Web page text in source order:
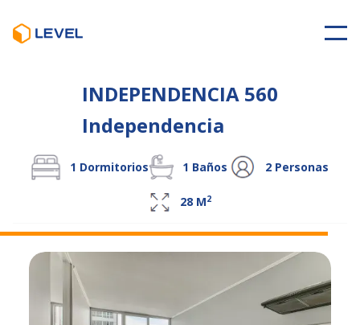
INDEPENDENCIA 560
Independencia
1 Dormitorios 1 Baños 2 Personas
28 M2